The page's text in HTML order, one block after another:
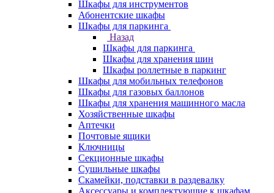
Шкафы для инструментов
Абонентские шкафы
Шкафы для паркинга
Назад
Шкафы для паркинга
Шкафы для хранения шин
Шкафы роллетные в паркинг
Шкафы для мобильных телефонов
Шкафы для газовых баллонов
Шкафы для хранения машинного масла
Хозяйственные шкафы
Аптечки
Почтовые ящики
Ключницы
Секционные шкафы
Сушильные шкафы
Скамейки, подставки в раздевалку
Аксессуары и комплектующие к шкафам